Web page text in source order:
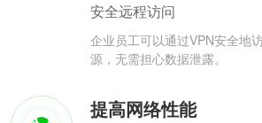
安全远程访问
企业员工可以通过VPN安全地
源，无需担心数据泄露。
提高网络性能